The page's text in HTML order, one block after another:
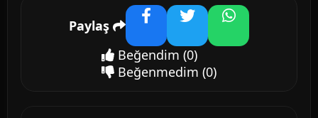
Paylaş FacebookTwitterWhatsApp
Beğendim (0)
Beğenmedim (0)